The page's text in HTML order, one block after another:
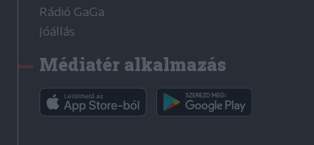
Rádió GaGa
Jóállás
Médiatér alkalmazás